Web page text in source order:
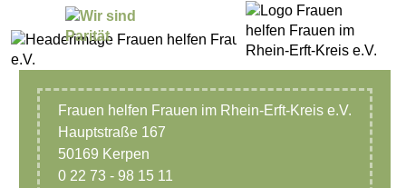
Frauen helfen Frauen im Rhein-Erft-Kreis e.V.
Hauptstraße 167
50169 Kerpen
0 22 73 - 98 15 11